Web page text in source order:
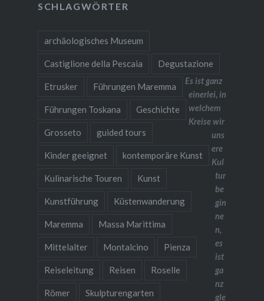
SCHLAGWÖRTER
archäologisches Museum
Castiglione della Pescaia Degustazione
Etrusker Führungen Maremma
Führungen Toskana Geschichte
Grosseto guided tours
Kinder geeignet kontemporäre Kunst
Kulinarische Touren Kunst
Kunstführung Küstenwanderung
Maremma Massa Marittima
Mittelalter Montalcino Pienza
Reiseleitung Reisen Roselle
Römer Skulpturengarten
Es ist ganz
einerlei, in
welchem
Kreise wir
uns
ere
Kul
tur
be
gin
ne
n,
es
ist
ga
nz
gle